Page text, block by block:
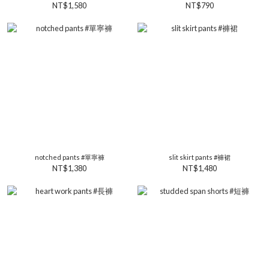
NT$1,580 NT$790
notched pants #單寧褲
NT$1,380
slit skirt pants #褲裙
NT$1,480